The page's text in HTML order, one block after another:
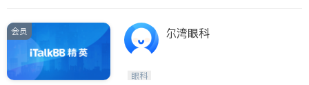
会员 尔湾眼科
眼科